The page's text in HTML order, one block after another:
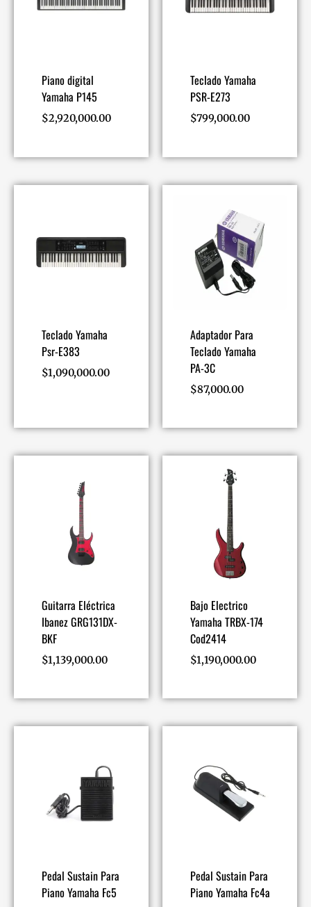
Piano digital
Yamaha P145
$2,920,000.00
Teclado Yamaha
PSR-E273
$799,000.00
Teclado Yamaha
Psr-E383
$1,090,000.00
Adaptador Para
Teclado Yamaha
PA-3C
$87,000.00
Guitarra Eléctrica
Ibanez GRG131DX-
BKF
$1,139,000.00
Bajo Electrico
Yamaha TRBX-174
Cod2414
$1,190,000.00
Pedal Sustain Para
Piano Yamaha Fc5
Pedal Sustain Para
Piano Yamaha Fc4a